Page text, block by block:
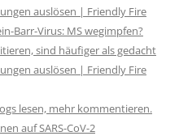
auslösen | Friendly Fire
Barr-Virus: MS wegimpfen?
sind häufiger als gedacht
auslösen | Friendly Fire
lesen, mehr kommentieren.
auf SARS-CoV-2